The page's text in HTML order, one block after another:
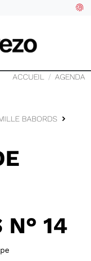
ACCUEIL AGENDA
BABORDS
N° 14